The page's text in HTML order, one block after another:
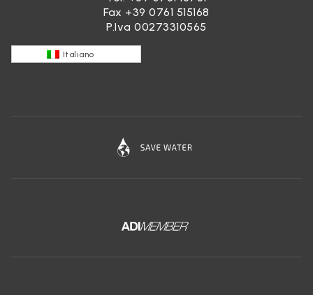
Fax +39 0761 515168
P.Iva 00273310565
Italiano